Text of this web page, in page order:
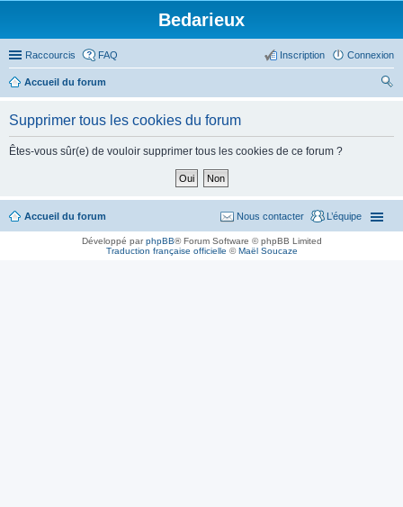
Bedarieux
Raccourcis FAQ Connexion
Inscription
Accueil du forum
Supprimer tous les cookies du forum
Êtes-vous sûr(e) de vouloir supprimer tous les cookies de ce forum ?
Accueil du forum L’équipe
Nous contacter
Développé parphpBB® Forum Software © phpBB Limited
Traduction française officielle ©Maël Soucaze